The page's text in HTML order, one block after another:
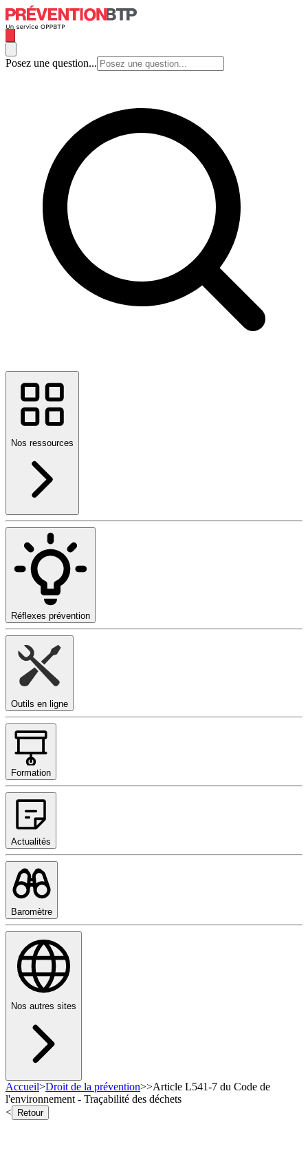
Posez une question...
Nos ressources
Réflexes prévention
Outils en ligne
Formation
Actualités
Baromètre
Nos autres sites
Accueil>Droit de la prévention>>Article L541-7 du Code de
l'environnement - Traçabilité des déchets
<
Retour